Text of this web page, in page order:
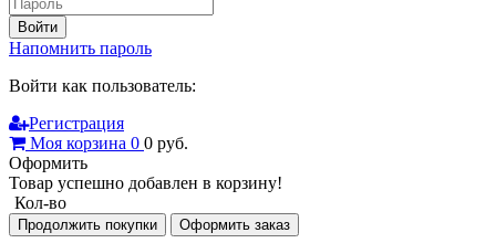
Войти
Напомнить пароль
Войти как пользователь:
Регистрация
Моя корзина 0 0 руб.
Оформить
Товар успешно добавлен в корзину!
Кол-во
Продолжить покупки Оформить заказ